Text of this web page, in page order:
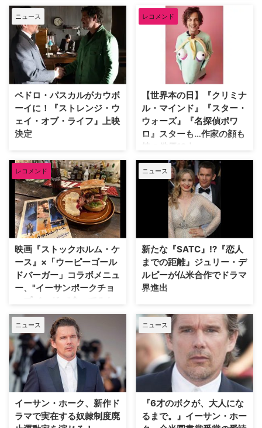
である。その執念は、常に彼を危
険なトラブルへと引き …
ライザ・ミネリ、マーティン・シ
ーンとチャーリー・シーン、デビ
ー・レイノルズとキャリー・フィ
ッシャー、ドナルド・サザーラン
ドとキーファー・サザーランドな
ど、ハリウッドでは古くから親子
で揃って俳優の道に進むことが少
なくない。そんな傾向が、最近は
ドラマ界を中心に特に強まってい
るのでご紹介しよう。 海外ドラ
マで活躍する2世俳優【10選】 シ
ドニー・チャンドラー（『エイリ
た初のドラマシリーズ『エ …
ツ』などで知られるイーサン・ホ
ークが、世界中で社会現象を巻き
起こしているNetflixシリーズ『ス
トレンジャー・シングス 未知の
世界』と、同作で主要キャラクタ
ーを演じる娘マヤ・ホークについ
て、率直な胸の内を明かした。
ンが絶賛 Access Hollywoodの最
新インタビューに登場したイーサ
ンは、フィナーレを迎えた『スト
レンジャー・シングス』における
り、「彼女を心から誇りに思って
います」と、父親としての深い愛
情と俳優 …
ニュース
ペドロ・パスカルがカウボ
ーイに！『ストレンジ・ウ
ェイ・オブ・ライフ』上映
決定
スペイン&ラテンアメリカ映画の
祭典「第20回ラテンビート映画
祭」が、東京国際映画祭（2023
年10月22日～11月1日開催）の共
催企画として開催決定！ その中
で、『THE LAST OF US』『マ
ンダロリアン』のペドロ・パスカ
ルが出演する西部劇『ストレン
映されることが発表された。
「第20回ラテンビート映画祭 IN
TIFF」 「第20回ラテンビート映
画祭 IN TIFF」は、東京国際映画
て、5作品を上映する。ラインナ
ップは以下の通り。 カンヌ …
レコメンド
【世界本の日】『クリミナ
ル・マインド』『スター・
ウォーズ』『名探偵ポワ
ロ』スターも…作家の顔も
持つ俳優12人
本日4月23日は「世界本の日」。
スペインの伝統的な本の記念日
「サン・ジョルディの日」や、劇
作家ウイリアム・シェイクスピア
の命日が由来とされ、1995年の
ユネスコ総会にて制定された。本
や作家に敬意を示す日であり、日
本では4月23日から5月12日まで
の約3週間が「子ども読書週間」
と定められている。そんな記念日
に合わせて、俳優のほかに作家と
しての顔も持つ才人たち（日本語
しよう。 マシュー・グレイ・ギ
ュブラー（絵本） この投稿を
Instagramで見る Matthew Gray
Gu …
レコメンド
映画『ストックホルム・ケ
ース』×「ウーピーゴール
ドバーガー」コラボメニュ
ー、"イーサンポークチョ
ップバーガー"食べてみた
イーサン・ホーク主演、ストック
ホルム症候群の語源ともなったス
ウェーデンで実際に起きた銀行強
盗を基にした映画『ストックホル
ム・ケース』がついに公開。ミニ
シアターランキングでは第1位を
記録し、好スタートを切った。そ
んな本作の公開を記念して、数々
のコラボレーションが展開されて
いるが、東京・渋谷の人気ハンバ
ニュース
新たな『SATC』!?『恋人
までの距離』ジュリー・デ
ルピーが仏米合作でドラマ
界進出
恋愛映画『恋人までの距離（ディ
スタンス）』や『トリコロール』
3部作で知られるフランス人女優
のジュリー・デルピーが、Netflix
とCanal Plusが製作する『On the
Verge（原題）』でドラマシリー
ズに初出演することが明らかとな
った。 『On the Verge』は、ロ
サンゼルスに暮らす40代の女性
グループ…
ニュース
イーサン・ホーク、新作ド
ラマで実在する奴隷制度廃
ニュース
『6才のボクが、大人にな
るまで。』イーサン・ホー